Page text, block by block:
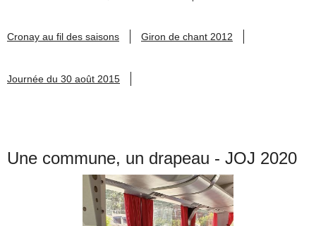
Cronay au fil des saisons Giron de chant 2012
Journée du 30 août 2015
Une commune, un drapeau - JOJ 2020